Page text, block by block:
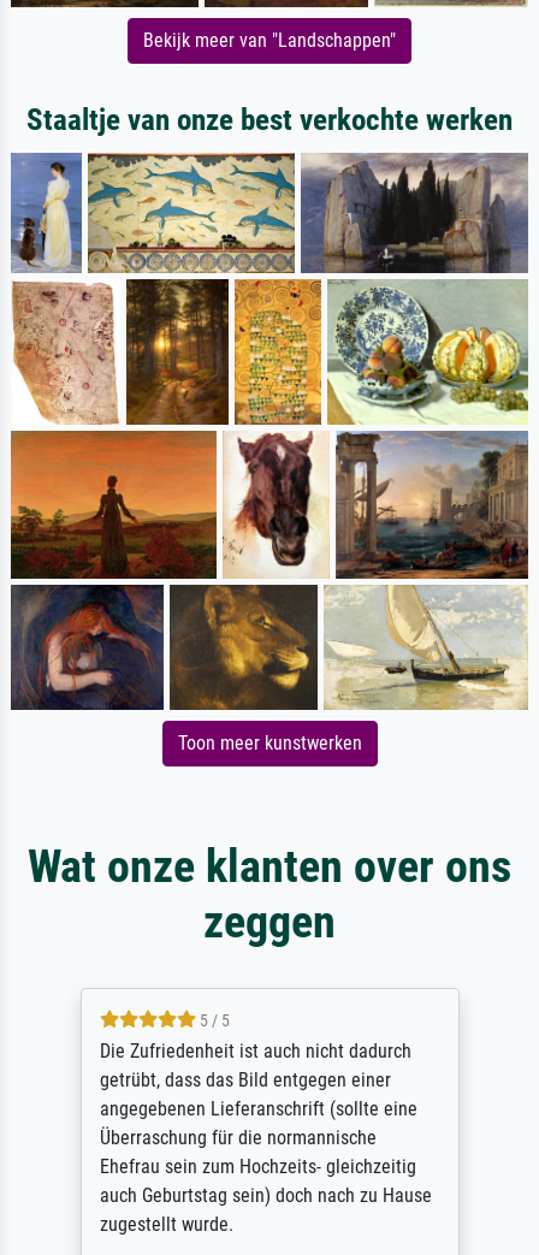
Bekijk meer van "Landschappen"
Staaltje van onze best verkochte werken
Toon meer kunstwerken
Wat onze klanten over ons
zeggen
5 / 5
Die Zufriedenheit ist auch nicht dadurch
getrübt, dass das Bild entgegen einer
angegebenen Lieferanschrift (sollte eine
Überraschung für die normannische
Ehefrau sein zum Hochzeits- gleichzeitig
auch Geburtstag sein) doch nach zu Hause
zugestellt wurde.